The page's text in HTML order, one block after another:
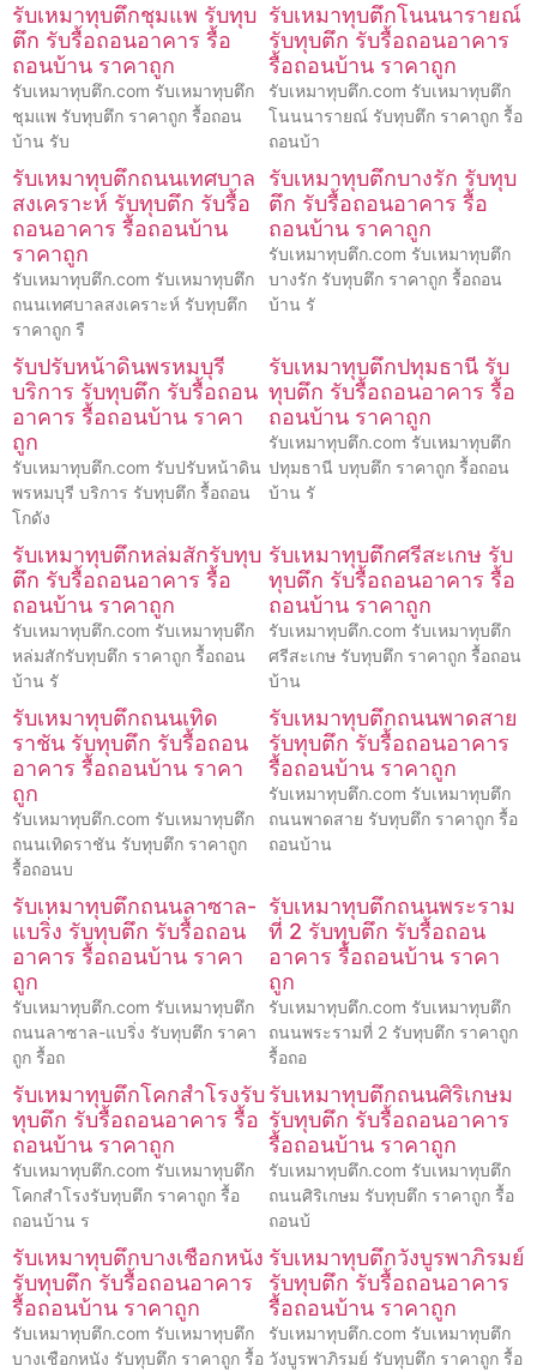
รับเหมาทุบตึกชุมแพ รับทุบ
ตึก รับรื้อถอนอาคาร รื้อ
ถอนบ้าน ราคาถูก
รับเหมาทุบตึก.com รับเหมาทุบตึก
ชุมแพ รับทุบตึก ราคาถูก รื้อถอน
บ้าน รับ
รับเหมาทุบตึกโนนนารายณ์
รับทุบตึก รับรื้อถอนอาคาร
รื้อถอนบ้าน ราคาถูก
รับเหมาทุบตึก.com รับเหมาทุบตึก
โนนนารายณ์ รับทุบตึก ราคาถูก รื้อ
ถอนบ้า
รับเหมาทุบตึกถนนเทศบาล
สงเคราะห์ รับทุบตึก รับรื้อ
ถอนอาคาร รื้อถอนบ้าน
ราคาถูก
รับเหมาทุบตึก.com รับเหมาทุบตึก
ถนนเทศบาลสงเคราะห์ รับทุบตึก
ราคาถูก รื
รับเหมาทุบตึกบางรัก รับทุบ
ตึก รับรื้อถอนอาคาร รื้อ
ถอนบ้าน ราคาถูก
รับเหมาทุบตึก.com รับเหมาทุบตึก
บางรัก รับทุบตึก ราคาถูก รื้อถอน
บ้าน รั
รับปรับหน้าดินพรหมบุรี
บริการ รับทุบตึก รับรื้อถอน
อาคาร รื้อถอนบ้าน ราคา
ถูก
รับเหมาทุบตึก.com รับปรับหน้าดิน
พรหมบุรี บริการ รับทุบตึก รื้อถอน
โกดัง
รับเหมาทุบตึกปทุมธานี รับ
ทุบตึก รับรื้อถอนอาคาร รื้อ
ถอนบ้าน ราคาถูก
รับเหมาทุบตึก.com รับเหมาทุบตึก
ปทุมธานี บทุบตึก ราคาถูก รื้อถอน
บ้าน รั
รับเหมาทุบตึกหล่มสักรับทุบ
ตึก รับรื้อถอนอาคาร รื้อ
ถอนบ้าน ราคาถูก
รับเหมาทุบตึก.com รับเหมาทุบตึก
หล่มสักรับทุบตึก ราคาถูก รื้อถอน
บ้าน รั
รับเหมาทุบตึกศรีสะเกษ รับ
ทุบตึก รับรื้อถอนอาคาร รื้อ
ถอนบ้าน ราคาถูก
รับเหมาทุบตึก.com รับเหมาทุบตึก
ศรีสะเกษ รับทุบตึก ราคาถูก รื้อถอน
บ้าน
รับเหมาทุบตึกถนนเทิด
ราชัน รับทุบตึก รับรื้อถอน
อาคาร รื้อถอนบ้าน ราคา
ถูก
รับเหมาทุบตึก.com รับเหมาทุบตึก
ถนนเทิดราชัน รับทุบตึก ราคาถูก
รื้อถอนบ
รับเหมาทุบตึกถนนพาดสาย
รับทุบตึก รับรื้อถอนอาคาร
รื้อถอนบ้าน ราคาถูก
รับเหมาทุบตึก.com รับเหมาทุบตึก
ถนนพาดสาย รับทุบตึก ราคาถูก รื้อ
ถอนบ้าน
รับเหมาทุบตึกถนนลาซาล-
แบริ่ง รับทุบตึก รับรื้อถอน
อาคาร รื้อถอนบ้าน ราคา
ถูก
รับเหมาทุบตึก.com รับเหมาทุบตึก
ถนนลาซาล-แบริ่ง รับทุบตึก ราคา
ถูก รื้อถ
รับเหมาทุบตึกถนนพระราม
ที่ 2 รับทุบตึก รับรื้อถอน
อาคาร รื้อถอนบ้าน ราคา
ถูก
รับเหมาทุบตึก.com รับเหมาทุบตึก
ถนนพระรามที่ 2 รับทุบตึก ราคาถูก
รื้อถอ
รับเหมาทุบตึกโคกสำโรงรับ
ทุบตึก รับรื้อถอนอาคาร รื้อ
ถอนบ้าน ราคาถูก
รับเหมาทุบตึก.com รับเหมาทุบตึก
โคกสำโรงรับทุบตึก ราคาถูก รื้อ
ถอนบ้าน ร
รับเหมาทุบตึกถนนศิริเกษม
รับทุบตึก รับรื้อถอนอาคาร
รื้อถอนบ้าน ราคาถูก
รับเหมาทุบตึก.com รับเหมาทุบตึก
ถนนศิริเกษม รับทุบตึก ราคาถูก รื้อ
ถอนบ้
รับเหมาทุบตึกบางเชือกหนัง
รับทุบตึก รับรื้อถอนอาคาร
รื้อถอนบ้าน ราคาถูก
รับเหมาทุบตึก.com รับเหมาทุบตึก
บางเชือกหนัง รับทุบตึก ราคาถูก รื้อ
รับเหมาทุบตึกวังบูรพาภิรมย์
รับทุบตึก รับรื้อถอนอาคาร
รื้อถอนบ้าน ราคาถูก
รับเหมาทุบตึก.com รับเหมาทุบตึก
วังบูรพาภิรมย์ รับทุบตึก ราคาถูก รื้อ